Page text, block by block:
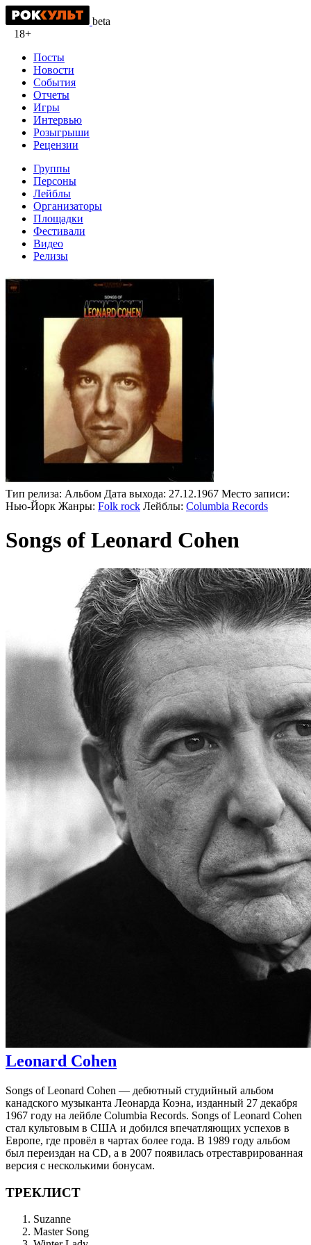
beta
18+
Посты
Новости
События
Отчеты
Игры
Интервью
Розыгрыши
Рецензии
Группы
Персоны
Лейблы
Организаторы
Площадки
Фестивали
Видео
Релизы
Тип релиза: Альбом Дата выхода: 27.12.1967 Место записи:
Нью-Йорк Жанры: Folk rock Лейблы: Columbia Records
Songs of Leonard Cohen
Leonard Cohen
Songs of Leonard Cohen — дебютный студийный альбом
канадского музыканта Леонарда Коэна, изданный 27 декабря
1967 году на лейбле Columbia Records. Songs of Leonard Cohen
стал культовым в США и добился впечатляющих успехов в
Европе, где провёл в чартах более года. В 1989 году альбом
был переиздан на CD, а в 2007 появилась отреставрированная
версия с несколькими бонусам.
ТРЕКЛИСТ
Suzanne
Master Song